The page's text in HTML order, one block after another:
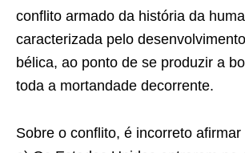
conflito armado da história da
caracterizada pelo
bélica, ao ponto de se produzir a
toda a mortandade decorrente.
Sobre o conflito, é incorreto afirmar